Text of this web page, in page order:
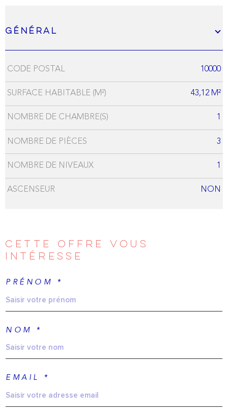
Général
Caractérisque Valeurs
CODE POSTAL 10000
SURFACE HABITABLE (M²) 43,12 M²
NOMBRE DE CHAMBRE(S) 1
NOMBRE DE PIÈCES 3
NOMBRE DE NIVEAUX 1
ASCENSEUR NON
CETTE OFFRE
VOUS
INTÉRESSE
PRÉNOM *
NOM *
EMAIL *